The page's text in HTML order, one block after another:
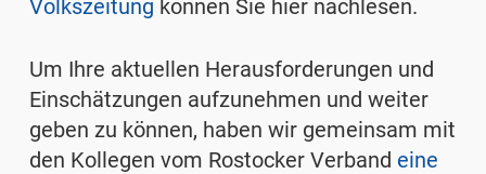
Volkszeitung können Sie hier nachlesen.
Um Ihre aktuellen Herausforderungen und
Einschätzungen aufzunehmen und weiter
geben zu können, haben wir gemeinsam mit
den Kollegen vom Rostocker Verband eine